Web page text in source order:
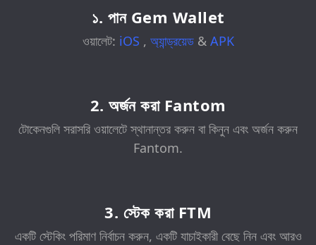
১. পান Gem Wallet
ওয়ালেট: iOS , অ্যান্ড্রয়েড & APK
2. অর্জন করা Fantom
টোকেনগুলি সরাসরি ওয়ালেটে স্থানান্তর করুন বা কিনুন এবং অর্জন করুন
Fantom.
3. স্টেক করা FTM
একটি স্টেকিং পরিমাণ নির্বাচন করুন, একটি যাচাইকারী বেছে নিন এবং আরও